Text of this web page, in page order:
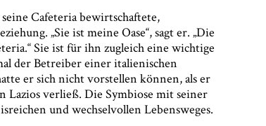
Cafeteria bewirtschaftete,
„Sie ist meine Oase“, sagt er. „Die
Sie ist für ihn zugleich eine wichtige
der Betreiber einer italienischen
er sich nicht vorstellen können, als er
Lazios verließ. Die Symbiose mit seiner
und wechselvollen Lebensweges.